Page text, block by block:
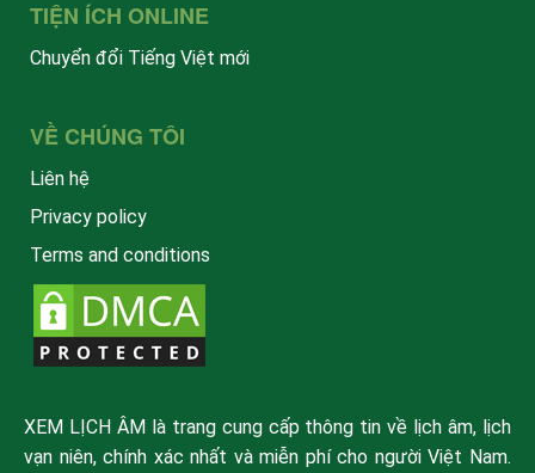
TIỆN ÍCH ONLINE
Chuyển đổi Tiếng Việt mới
VỀ CHÚNG TÔI
Liên hệ
Privacy policy
Terms and conditions
XEM LỊCH ÂM là trang cung cấp thông tin về lịch âm, lịch
vạn niên, chính xác nhất và miễn phí cho người Việt Nam.